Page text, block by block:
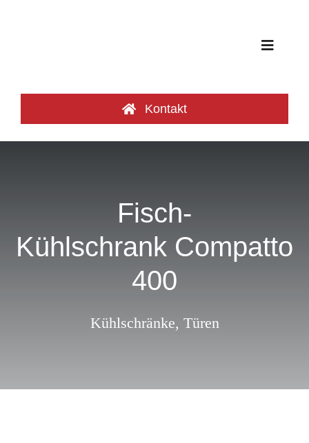
Toggle
Produktgruppen
Katalog
Kontakt
Fisch-
Kühlschrank Compatto
400
Kühlschränke, Türen